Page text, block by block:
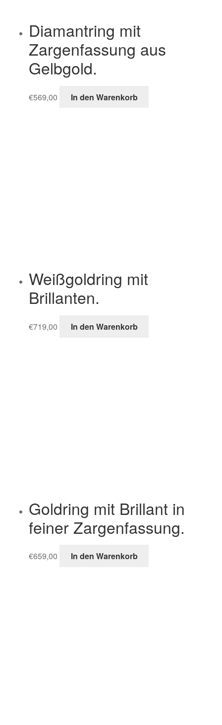
Diamantring mit
Zargenfassung aus
Gelbgold.
€569,00 In den Warenkorb
Weißgoldring mit
Brillanten.
€719,00 In den Warenkorb
Goldring mit Brillant in
feiner Zargenfassung.
€659,00 In den Warenkorb